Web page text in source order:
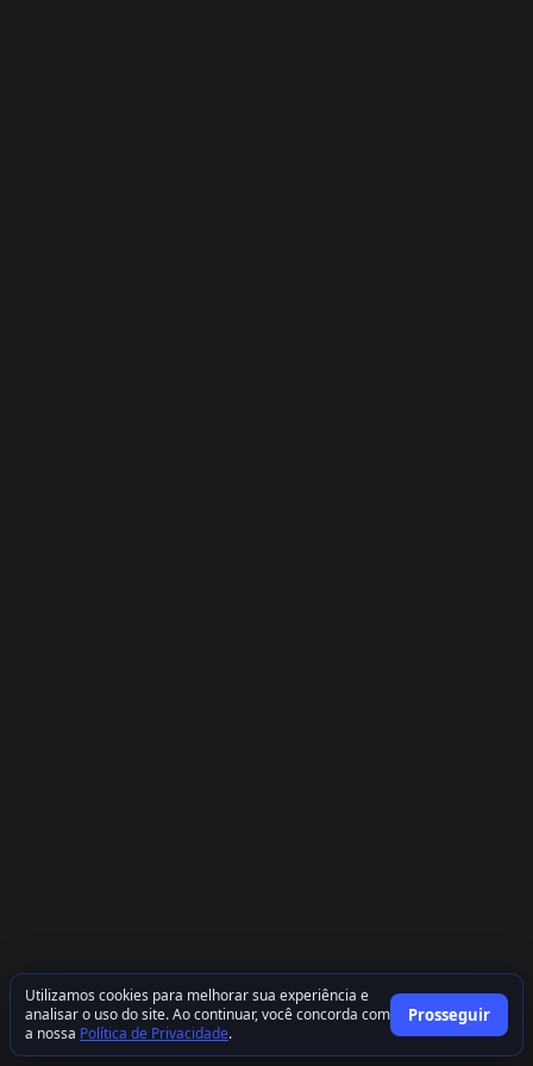
Utilizamos cookies para melhorar sua experiência e
analisar o uso do site. Ao continuar, você concorda com
a nossa Política de Privacidade.
Prosseguir